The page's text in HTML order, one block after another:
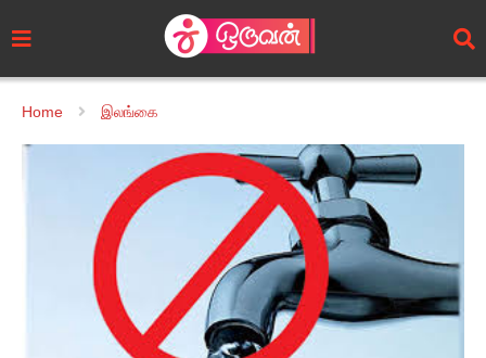
Home இலங்கை